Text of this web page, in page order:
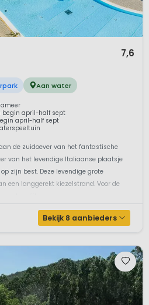
7,6
Aan water
begin april-half sept
april-half sept
de zuidoever van het fantastische
van het levendige Italiaanse plaatsje
zijn best. Deze levendige grote
een langgerekt kiezelstrand. Voor de
Bekijk 8 aanbieders